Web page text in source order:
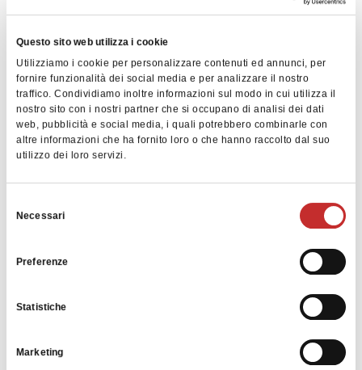
Questo sito web utilizza i cookie
Utilizziamo i cookie per personalizzare contenuti ed annunci, per
fornire funzionalità dei social media e per analizzare il nostro
traffico. Condividiamo inoltre informazioni sul modo in cui utilizza il
nostro sito con i nostri partner che si occupano di analisi dei dati
web, pubblicità e social media, i quali potrebbero combinarle con
altre informazioni che ha fornito loro o che hanno raccolto dal suo
utilizzo dei loro servizi.
delNecessari
Preferenze
Statistiche
Marketing
richiedi catalogo
prodotto
PT-128
1.300 x
Massimo carico ammesso
1.600